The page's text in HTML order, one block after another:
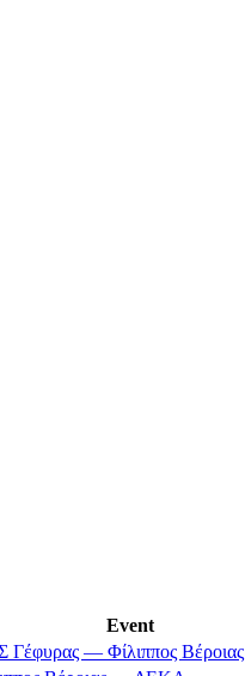
Event
Γέφυρας — Φίλιππος Βέροιας